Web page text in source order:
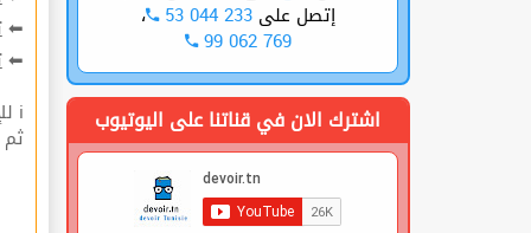
⬅
⬅
ℹ للإشتراك قوم بعملية التسجيل🔐 في الموقع |
إتصل على53 044 233 ،
99 062 769
اشترك الان في قناتنا على اليوتيوب